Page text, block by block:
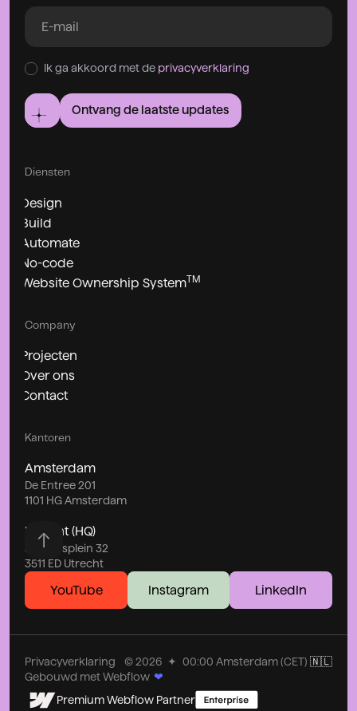
Ik ga akkoord met de privacyverklaring
Ontvang de laatste updates
Diensten
Design
Build
Automate
No-code
Website Ownership SystemTM
Company
Projecten
Over ons
Contact
Kantoren
Amsterdam
De Entree 201
1101 HG Amsterdam
Utrecht (HQ)
Stationsplein 32
3511 ED Utrecht
YouTube Instagram LinkedIn
© 2026 ✦ 00:00 Amsterdam (CET) 🇳🇱
Privacyverklaring
Gebouwd met Webflow ❤
Premium Webflow Partner